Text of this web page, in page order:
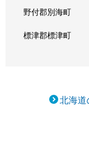
野付郡別海町
標津郡標津町
北海